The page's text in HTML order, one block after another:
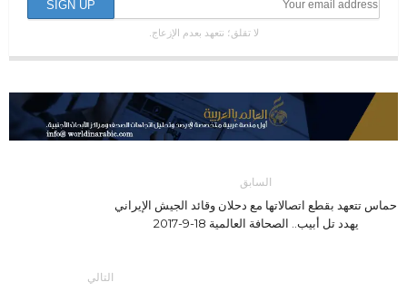
لا تقلق؛ نتعهد بعدم الإزعاج.
السابق
حماس تتعهد بقطع اتصالاتها مع دحلان وقائد الجيش الإيراني
يهدد تل أبيب.. الصحافة العالمية 18-9-2017
التالي